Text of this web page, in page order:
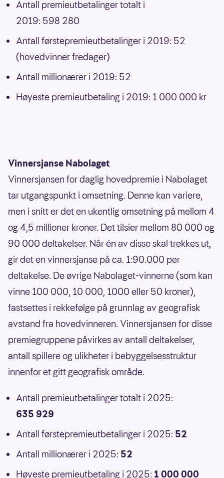
Antall premieutbetalinger totalt i
2019: 598 280
Antall førstepremieutbetalinger i 2019: 52
(hovedvinner fredager)
Antall millionærer i 2019: 52
Høyeste premieutbetaling i 2019: 1 000 000 kr
Vinnersjanse Nabolaget
Vinnersjansen for daglig hovedpremie i Nabolaget
tar utgangspunkt i omsetning. Denne kan variere,
men i snitt er det en ukentlig omsetning på mellom 4
og 4,5 millioner kroner. Det tilsier mellom 80 000 og
90 000 deltakelser. Når én av disse skal trekkes ut,
gir det en vinnersjanse på ca. 1:90.000 per
deltakelse. De øvrige Nabolaget-vinnerne (som kan
vinne 100 000, 10 000, 1000 eller 50 kroner),
fastsettes i rekkefølge på grunnlag av geografisk
avstand fra hovedvinneren. Vinnersjansen for disse
premiegruppene påvirkes av antall deltakelser,
antall spillere og ulikheter i bebyggelsesstruktur
innenfor et gitt geografisk område.
Antall premieutbetalinger totalt i 2025:
635 929
Antall førstepremieutbetalinger i 2025: 52
Antall millionærer i 2025: 52
Høyeste premieutbetaling i 2025: 1 000 000